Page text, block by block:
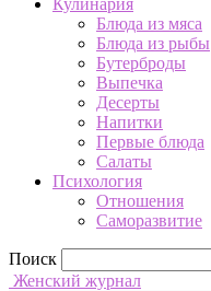
Кулинария
Блюда из мяса
Блюда из рыбы
Бутерброды
Выпечка
Десерты
Напитки
Первые блюда
Салаты
Психология
Отношения
Саморазвитие
Поиск
Женский журнал